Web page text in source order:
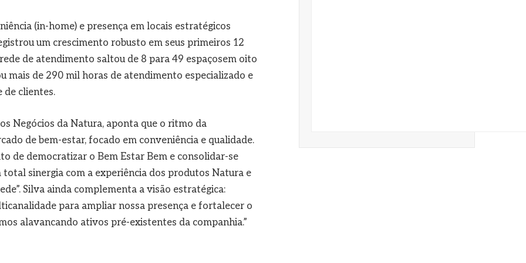
(in-home) e presença em locais estratégicos
um crescimento robusto em seus primeiros 12
de atendimento saltou de 8 para 49 espaçosem oito
mais de 290 mil horas de atendimento especializado e
de clientes.
Negócios da Natura, aponta que o ritmo da
de bem-estar, focado em conveniência e qualidade.
de democratizar o Bem Estar Bem e consolidar-se
total sinergia com a experiência dos produtos Natura e
Silva ainda complementa a visão estratégica:
para ampliar nossa presença e fortalecer o
alavancando ativos pré-existentes da companhia.”